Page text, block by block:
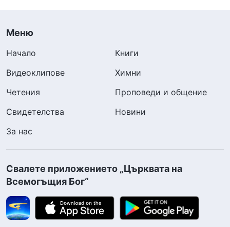
Меню
Начало
Книги
Видеоклипове
Химни
Четения
Проповеди и общение
Свидетелства
Новини
За нас
Свалете приложението „Църквата на
Всемогъщия Бог“